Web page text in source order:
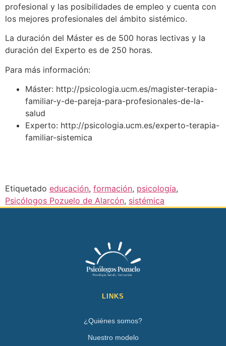
profesional y las posibilidades de empleo y cuenta con
los mejores profesionales del ámbito sistémico.
La duración del Máster es de 500 horas lectivas y la
duración del Experto es de 250 horas.
Para más información:
Máster: http://psicologia.ucm.es/magister-terapia-
familiar-y-de-pareja-para-profesionales-de-la-
salud
Experto: http://psicologia.ucm.es/experto-terapia-
familiar-sistemica
Etiquetado educación, formación, psicología,
Psicólogos Pozuelo de Alarcón, sistémica
LINKS
¿Quiénes somos?
Nuestro modelo